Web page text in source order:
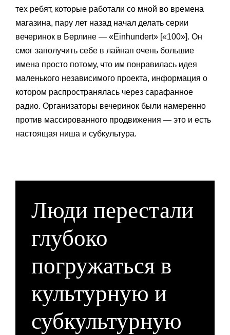
тех ребят, которые работали со мной во времена
магазина, пару лет назад начал делать серии
вечеринок в Берлине — «Einhundert» [«100»]. Он
смог заполучить себе в лайнап очень большие
имена просто потому, что им понравилась идея
маленького независимого проекта, информация о
котором распространялась через сарафанное
радио. Организаторы вечеринок были намеренно
против массированного продвижения — это и есть
настоящая ниша и субкультура.
Люди перестали
глубоко
погружаться в
культурную и
субкультурную